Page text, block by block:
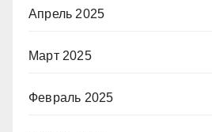
Апрель 2025
Март 2025
Февраль 2025